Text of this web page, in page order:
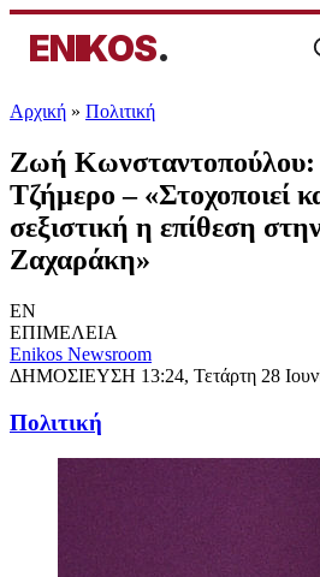
ENIKOS.
Αρχική » Πολιτική
Ζωή Κωνσταντοπούλου:
Τζήμερο – «Στοχοποιεί
σεξιστική η επίθεση
Ζαχαράκη»
EN
ΕΠΙΜΕΛΕΙΑ
Enikos Newsroom
ΔΗΜΟΣΙΕΥΣΗ 13:24, Τετάρτη 28
Πολιτική